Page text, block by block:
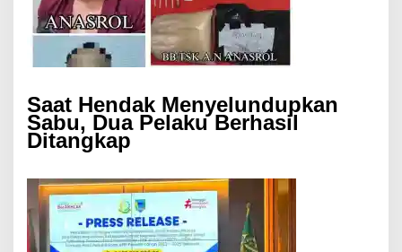
Saat Hendak Menyelundupkan
Sabu, Dua Pelaku Berhasil
Ditangkap